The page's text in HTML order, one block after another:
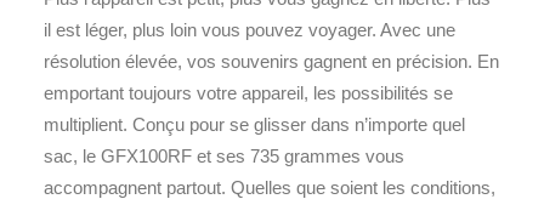
il est léger, plus loin vous pouvez voyager. Avec une
résolution élevée, vos souvenirs gagnent en précision. En
emportant toujours votre appareil, les possibilités se
multiplient. Conçu pour se glisser dans n’importe quel
sac, le GFX100RF et ses 735 grammes vous
accompagnent partout. Quelles que soient les conditions,